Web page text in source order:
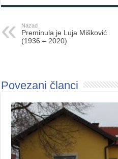
Nazad
Preminula je Luja Mišković
(1936 – 2020)
Povezani članci